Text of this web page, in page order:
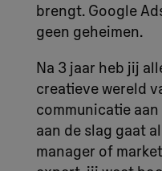
brengt. Google
geen geheimen.
Na 3 jaar heb jij
creatieve wereld
communicatie
aan de slag gaat
manager of